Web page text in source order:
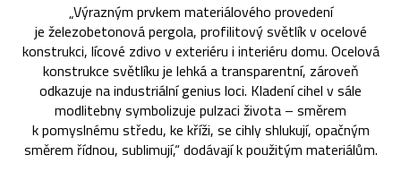
„Výrazným prvkem materiálového provedení
je železobetonová pergola, profilitový světlík v ocelové
konstrukci, lícové zdivo v exteriéru i interiéru domu. Ocelová
konstrukce světlíku je lehká a transparentní, zároveň
odkazuje na industriální genius loci. Kladení cihel v sále
modlitebny symbolizuje pulzaci života – směrem
k pomyslnému středu, ke kříži, se cihly shlukují, opačným
směrem řídnou, sublimují,“ dodávají k použitým materiálům.